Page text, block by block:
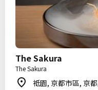
The Sakura
The Sakura
祗園, 京都市區, 京